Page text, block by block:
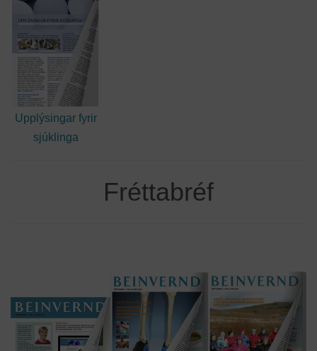
Upplýsingar fyrir
sjúklinga
Fréttabréf